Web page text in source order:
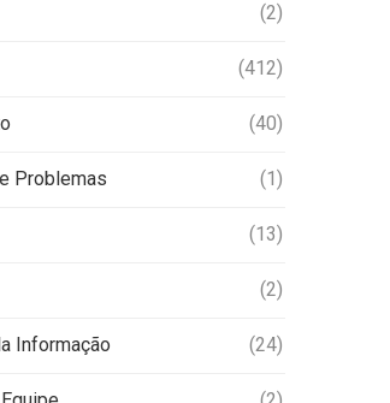
(2)
(412)
(40)
Problemas (1)
(13)
(2)
Informação (24)